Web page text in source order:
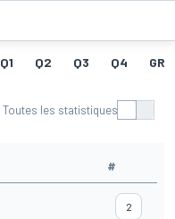
Q1 Q2 Q3 Q4
Toutes les statistiques
#
2